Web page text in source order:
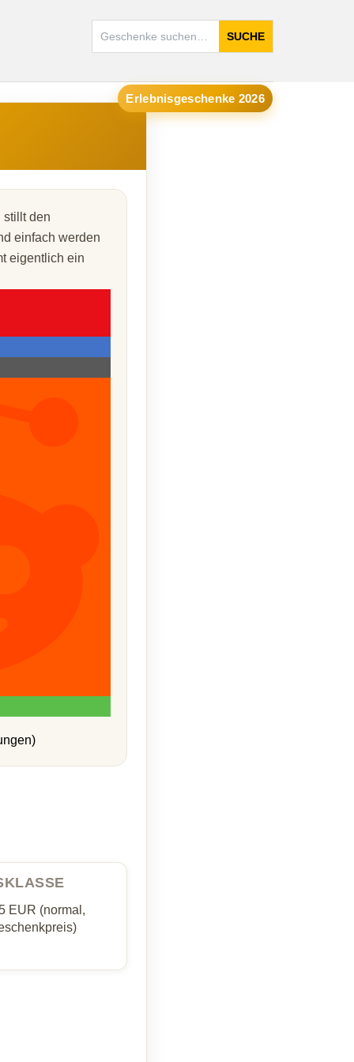
SUCHE
Erlebnisgeschenke 2026
stillt den
einfach werden
eigentlich ein
EUR (normal,